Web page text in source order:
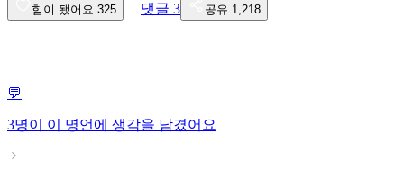
힘이 됐어요 325 댓글 3 공유 1,218
💬
3명이 이 명언에 생각을 남겼어요